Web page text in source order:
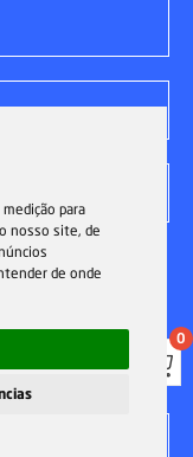
para
nosso site, de
de onde
*
0